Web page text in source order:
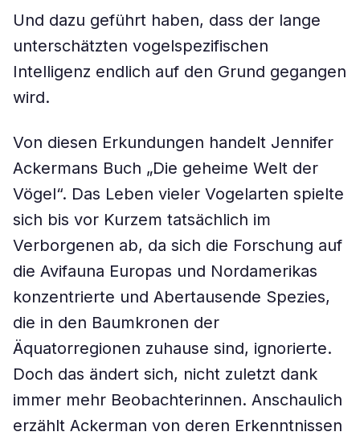
Und dazu geführt haben, dass der lange
unterschätzten vogelspezifischen
Intelligenz endlich auf den Grund gegangen
wird.
Von diesen Erkundungen handelt Jennifer
Ackermans Buch „Die geheime Welt der
Vögel“. Das Leben vieler Vogelarten spielte
sich bis vor Kurzem tatsächlich im
Verborgenen ab, da sich die Forschung auf
die Avifauna Europas und Nordamerikas
konzentrierte und Abertausende Spezies,
die in den Baumkronen der
Äquatorregionen zuhause sind, ignorierte.
Doch das ändert sich, nicht zuletzt dank
immer mehr Beobachterinnen. Anschaulich
erzählt Ackerman von deren Erkenntnissen